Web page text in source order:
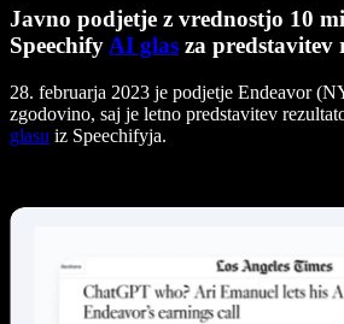
Javno podjetje z vrednostjo 10
SpeechifyAI glas za predstavitev
28. februarja 2023 je podjetje Endeavor
zgodovino, saj je letno predstavitev
glasu iz Speechifyja.